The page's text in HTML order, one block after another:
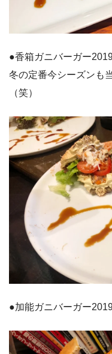
●香箱ガニバーガー
冬の定番今シーズンも
（笑）
●加能ガニバーガー